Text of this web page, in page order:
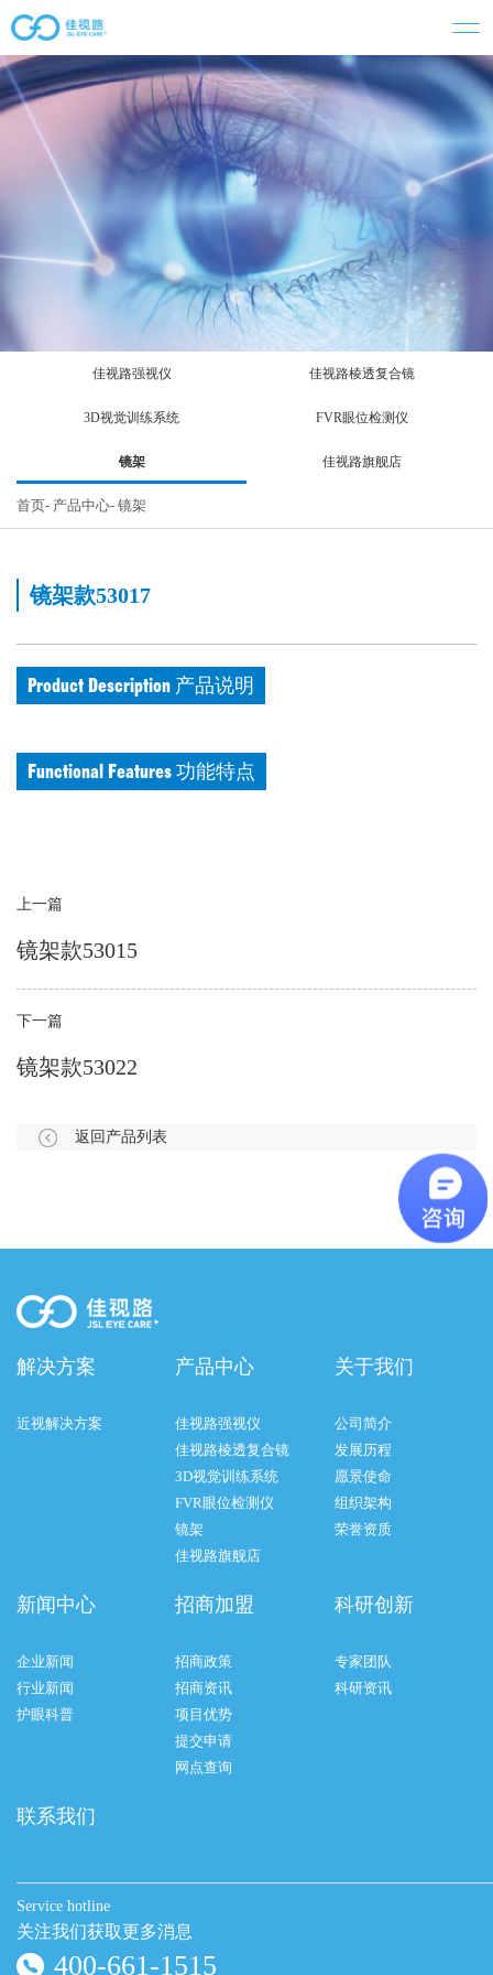
佳视路强视仪 佳视路棱透复合镜
3D视觉训练系统 FVR眼位检测仪
镜架 佳视路旗舰店
首页 产品中心 镜架
镜架款53017
Product Description 产品说明
Functional Features 功能特点
上一篇
镜架款53015
下一篇
镜架款53022
返回产品列表
解决方案
近视解决方案
产品中心
佳视路强视仪
佳视路棱透复合镜
3D视觉训练系统
FVR眼位检测仪
镜架
佳视路旗舰店
关于我们
公司简介
发展历程
愿景使命
组织架构
荣誉资质
新闻中心
企业新闻
行业新闻
护眼科普
招商加盟
招商政策
招商资讯
项目优势
提交申请
网点查询
科研创新
专家团队
科研资讯
联系我们
Service hotline
关注我们获取更多消息
400-661-1515